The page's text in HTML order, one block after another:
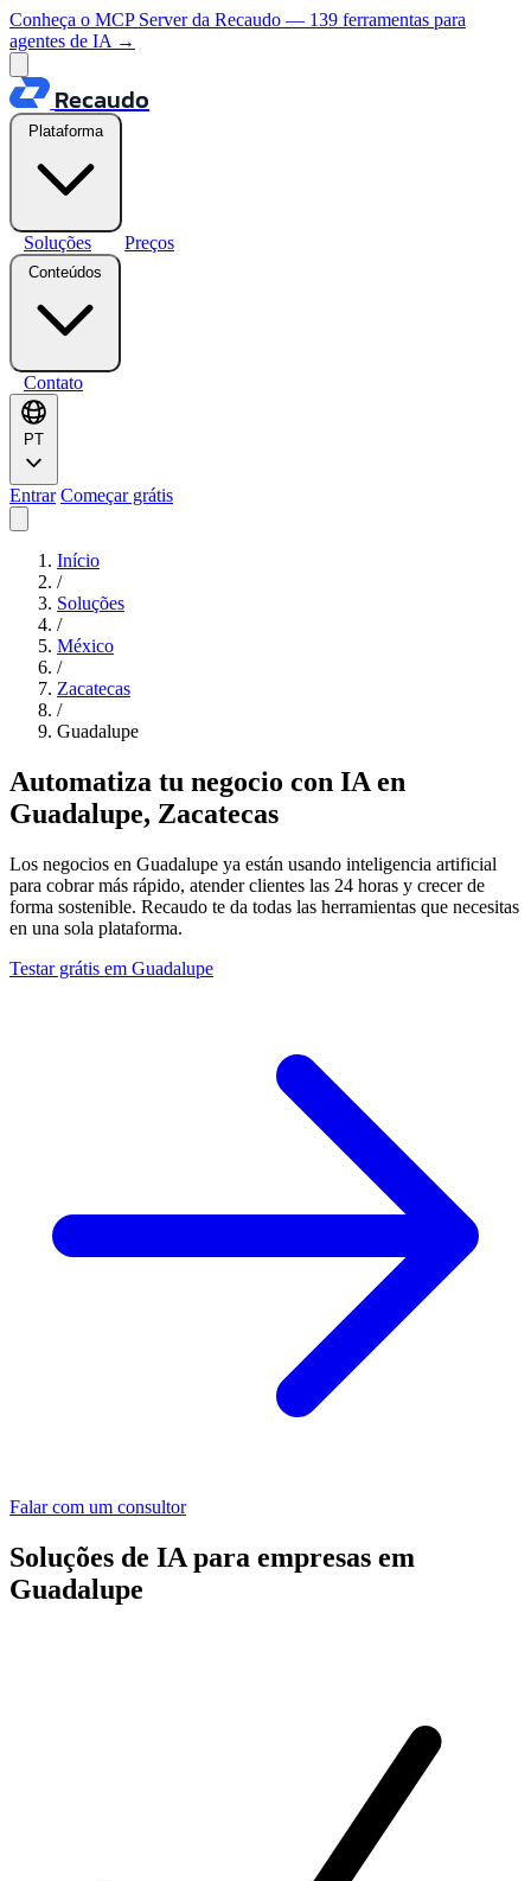
Conheça o MCP Server da Recaudo — 139 ferramentas para
agentes de IA →
Recaudo
Plataforma
Soluções Preços
Conteúdos
Contato
PT
Entrar Começar grátis
Início
/
Soluções
/
México
/
Zacatecas
/
Guadalupe
Automatiza tu negocio con IA en
Guadalupe, Zacatecas
Los negocios en Guadalupe ya están usando inteligencia artificial
para cobrar más rápido, atender clientes las 24 horas y crecer de
forma sostenible. Recaudo te da todas las herramientas que necesitas
en una sola plataforma.
Testar grátis em Guadalupe
Falar com um consultor
Soluções de IA para empresas em
Guadalupe